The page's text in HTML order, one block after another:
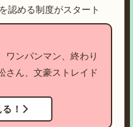
認める制度がスタート
ワンパンマン、終わり
さん、文豪ストレイド
！